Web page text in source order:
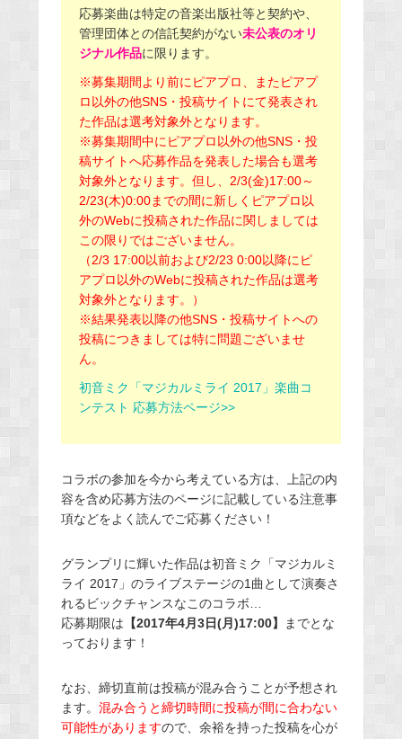
応募楽曲は特定の音楽出版社等と契約や、
管理団体との信託契約がない未公表のオリ
ジナル作品に限ります。
※募集期間より前にピアプロ、またピアプ
ロ以外の他SNS・ 投稿サイトにて発表され
た作品は選考対象外となります。
※募集期間中にピアプロ以外の他SNS・ 投
稿サイトへ応募作品を発表した場合も選考
対象外となります。但し、2/3(金)17:00～
2/23(木)0:00までの間に新しくピアプロ以
外のWebに投稿された作品に関 しましては
この限りではございません。
（2/3 17:00以前および2/23 0:00以降にピ
アプロ以外のWebに投稿された作品は選考
対象外と なります。）
※結果発表以降の他SNS・ 投稿サイトへの
投稿につきましては特に問題ございませ
ん。
初音ミク「マジカルミライ 2017」楽曲コ
ンテスト 応募方法ページ>>
コラボの参加を今から考えている方は、上記の内
容を含め応募方法のページに記載している注意事
項などをよく読んでご応募ください！
グランプリに輝いた作品は初音ミク「マジカルミ
ライ 2017」のライブステージの1曲として演奏さ
れるビックチャンスなこのコラボ…
応募期限は 【2017年4月3日(月)17:00】
までとな
っております！
なお、締切直前は投稿が混み合うことが予想され
ます。 混み合うと締切時間に投稿が間に合わない
可能性がありますので、余裕を持った投稿を心が